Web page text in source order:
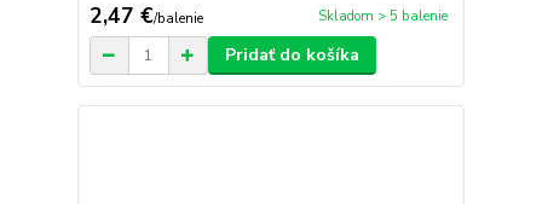
2,47 €/balenie Skladom > 5 balenie
Pridať do košíka